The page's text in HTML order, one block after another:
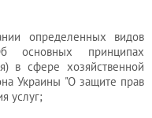
определенных видов
основных принципах
в сфере хозяйственной
Украины "О защите прав
услуг;